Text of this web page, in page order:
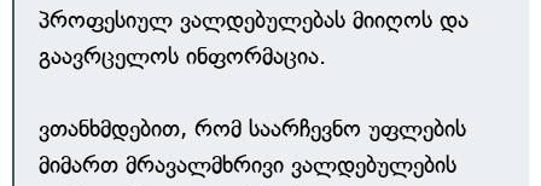
პროფესიულ ვალდებულებას მიიღოს და
გაავრცელოს ინფორმაცია.
ვთანხმდებით, რომ საარჩევნო უფლების
მიმართ მრავალმხრივი ვალდებულების